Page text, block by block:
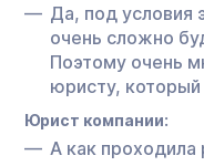
Да, под условия
очень сложно
Поэтому очень
юристу, который
Юрист компании:
А как